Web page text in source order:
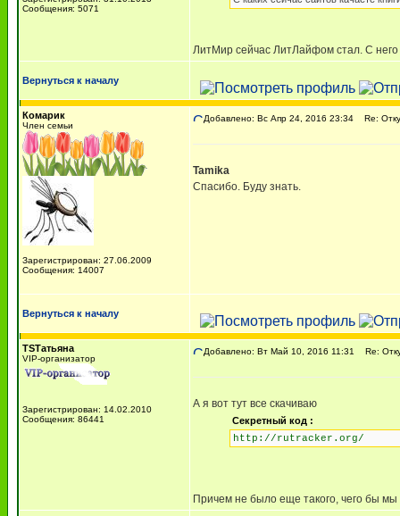
Сообщения: 5071
ЛитМир сейчас ЛитЛайфом стал. С него
Вернуться к началу
Комарик
Член семьи
Зарегистрирован: 27.06.2009
Сообщения: 14007
Добавлено: Вс Апр 24, 2016 23:34 Re:
Tamika
Спасибо. Буду знать.
Вернуться к началу
TSТатьяна
VIP-организатор
Зарегистрирован: 14.02.2010
Сообщения: 86441
Добавлено: Вт Май 10, 2016 11:31 Re:
А я вот тут все скачиваю
Секретный код :
http://rutracker.org/
Причем не было еще такого, чего бы